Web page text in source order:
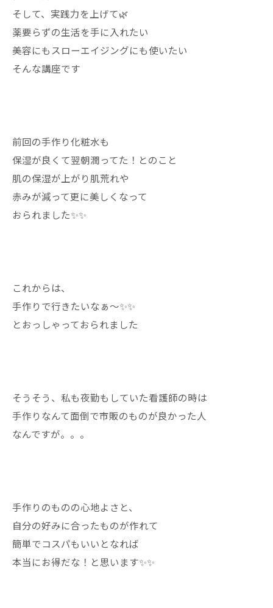
そして、実践力を上げて🌿
薬要らずの生活を手に入れたい
美容にもスローエイジングにも使いたい
そんな講座です
前回の手作り化粧水も
保湿が良くて翌朝潤ってた！とのこと
肌の保湿が上がり肌荒れや
赤みが減って更に美しくなって
おられました✨✨
これからは、
手作りで行きたいなぁ〜✨✨
とおっしゃっておられました
そうそう、私も夜勤もしていた看護師の時は
手作りなんて面倒で市販のものが良かった人
なんですが。。。
手作りのものの心地よさと、
自分の好みに合ったものが作れて
簡単でコスパもいいとなれば
本当にお得だな！と思います✨✨